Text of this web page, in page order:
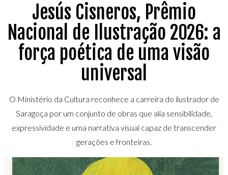
Jesús Cisneros, Prêmio
Nacional de Ilustração 2026: a
força poética de uma visão
universal
O Ministério da Cultura reconhece a carreira do ilustrador de
Saragoça por um conjunto de obras que alia sensibilidade,
expressividade e uma narrativa visual capaz de transcender
gerações e fronteiras.